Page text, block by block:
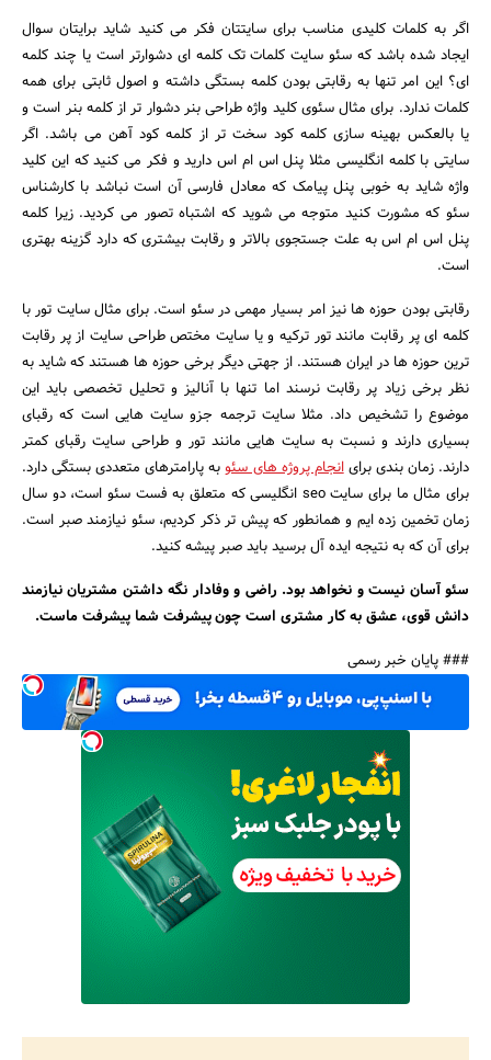
اگر به کلمات کلیدی مناسب برای سایتتان فکر می کنید شاید برایتان سوال
ایجاد شده باشد که سئو سایت کلمات تک کلمه ای دشوارتر است یا چند کلمه
ای؟ این امر تنها به رقابتی بودن کلمه بستگی داشته و اصول ثابتی برای همه
کلمات ندارد. برای مثال سئوی کلید واژه طراحی بنر دشوار تر از کلمه بنر است و
یا بالعکس بهینه سازی کلمه کود سخت تر از کلمه کود آهن می باشد. اگر
سایتی با کلمه انگلیسی مثلا پنل اس ام اس دارید و فکر می کنید که این کلید
واژه شاید به خوبی پنل پیامک که معادل فارسی آن است نباشد با کارشناس
سئو که مشورت کنید متوجه می شوید که اشتباه تصور می کردید. زیرا کلمه
پنل اس ام اس به علت جستجوی بالاتر و رقابت بیشتری که دارد گزینه بهتری
است.
رقابتی بودن حوزه ها نیز امر بسیار مهمی در سئو است. برای مثال سایت تور با
کلمه ای پر رقابت مانند تور ترکیه و یا سایت مختص طراحی سایت از پر رقابت
ترین حوزه ها در ایران هستند. از جهتی دیگر برخی حوزه ها هستند که شاید به
نظر برخی زیاد پر رقابت نرسند اما تنها با آنالیز و تحلیل تخصصی باید این
موضوع را تشخیص داد. مثلا سایت ترجمه جزو سایت هایی است که رقبای
بسیاری دارند و نسبت به سایت هایی مانند تور و طراحی سایت رقبای کمتر
دارند. زمان بندی برایانجام پروژه های سئوبه پارامترهای متعددی بستگی دارد.
برای مثال ما برای سایت seo انگلیسی که متعلق به فست سئو است، دو سال
زمان تخمین زده ایم و همانطور که پیش تر ذکر کردیم، سئو نیازمند صبر است.
برای آن که به نتیجه ایده آل برسید باید صبر پیشه کنید.
سئو آسان نیست و نخواهد بود. راضی و وفادار نگه داشتن مشتریان نیازمند
دانش قوی، عشق به کار مشتری است چون پیشرفت شما پیشرفت ماست.
### پایان خبر رسمی